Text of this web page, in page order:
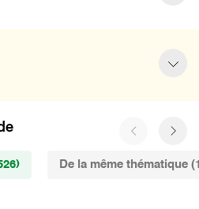
De la même thématique